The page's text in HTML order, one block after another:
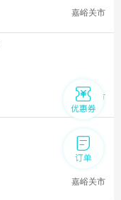
嘉峪关市
嘉峪关市
嘉峪关市